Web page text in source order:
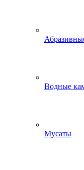
Водные
Мусаты